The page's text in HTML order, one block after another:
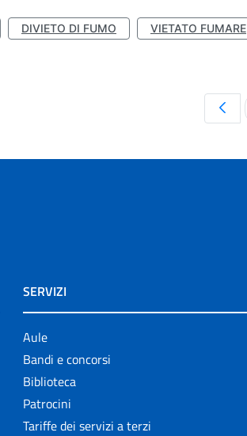
DIVIETO DI FUMO
VIETATO FUMARE
SERVIZI
Aule
Bandi e concorsi
Biblioteca
Patrocini
Tariffe dei servizi a terzi